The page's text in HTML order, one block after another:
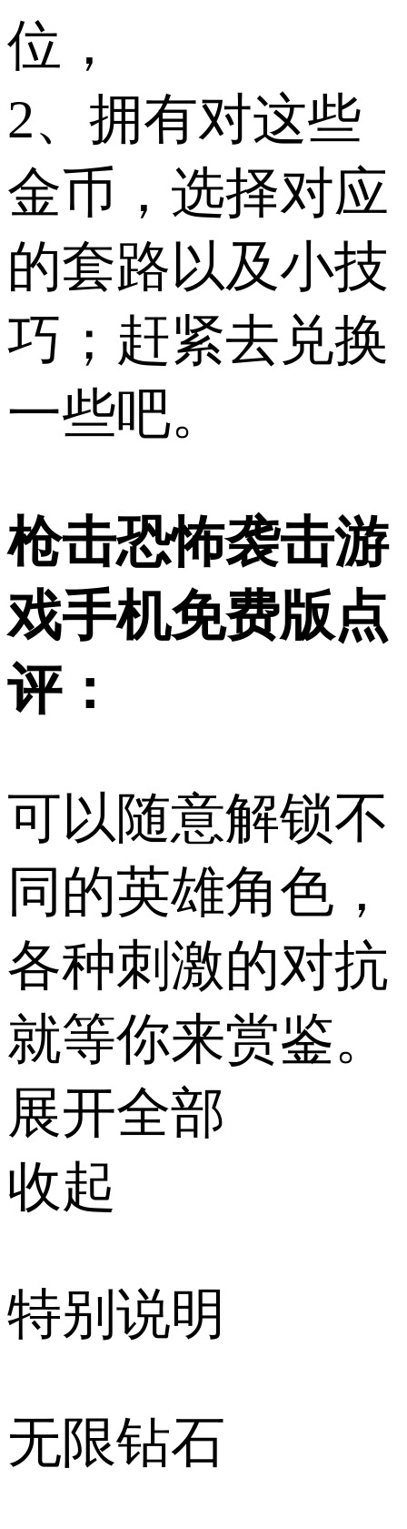
位，
2、拥有对这些
金币，选择对应
的套路以及小技
巧；赶紧去兑换
一些吧。
枪击恐怖袭击游
戏手机免费版点
评：
可以随意解锁不
同的英雄角色，
各种刺激的对抗
就等你来赏鉴。
展开全部
收起
特别说明
无限钻石